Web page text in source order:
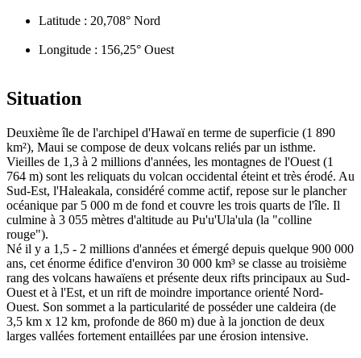
Latitude : 20,708° Nord
Longitude : 156,25° Ouest
Situation
Deuxième île de l'archipel d'Hawaï en terme de superficie (1 890
km²), Maui se compose de deux volcans reliés par un isthme.
Vieilles de 1,3 à 2 millions d'années, les montagnes de l'Ouest (1
764 m) sont les reliquats du volcan occidental éteint et très érodé. Au
Sud-Est, l'Haleakala, considéré comme actif, repose sur le plancher
océanique par 5 000 m de fond et couvre les trois quarts de l'île. Il
culmine à 3 055 mètres d'altitude au Pu'u'Ula'ula (la "colline
rouge").
Né il y a 1,5 - 2 millions d'années et émergé depuis quelque 900 000
ans, cet énorme édifice d'environ 30 000 km³ se classe au troisième
rang des volcans hawaïens et présente deux rifts principaux au Sud-
Ouest et à l'Est, et un rift de moindre importance orienté Nord-
Ouest. Son sommet a la particularité de posséder une caldeira (de
3,5 km x 12 km, profonde de 860 m) due à la jonction de deux
larges vallées fortement entaillées par une érosion intensive.